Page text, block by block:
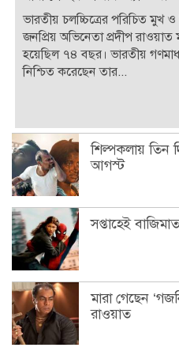
ভারতীয় চলচ্চিত্রের পরিচিত মুখ
জনপ্রিয় অভিনেতা প্রদীপ
হয়েছিল ৭৪ বছর। ভারতীয়
নিশ্চিত করেছেন তার...
শিল্পকলায় তিন
আগস্ট
সপ্তাহেই
মারা গেছেন
রাওয়াত